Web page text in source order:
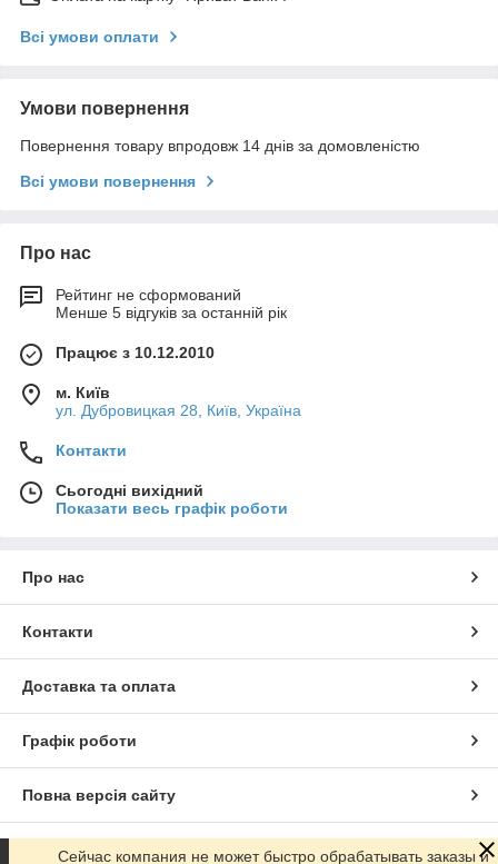
Всі умови оплати
Умови повернення
Повернення товару впродовж 14 днів за домовленістю
Всі умови повернення
Про нас
Рейтинг не сформований
Менше 5 відгуків за останній рік
Працює з 10.12.2010
м. Київ
ул. Дубровицкая 28, Київ, Україна
Контакти
Сьогодні вихідний
Показати весь графік роботи
Про нас
Контакти
Доставка та оплата
Графік роботи
Повна версія сайту
Сайт створено на маркетплейсі Prom.ua
Сейчас компания не может быстро обрабатывать заказы и